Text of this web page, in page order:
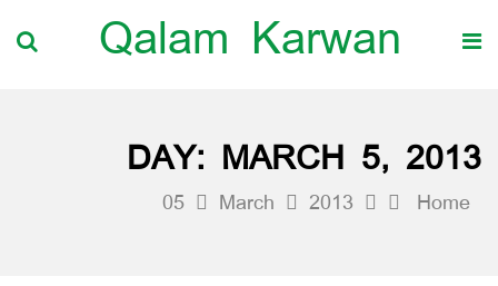
Qalam Karwan
DAY: MARCH 5, 2013
Home
2013
March
05